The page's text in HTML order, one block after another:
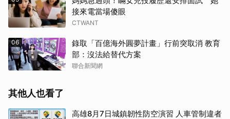
接來電當場傻眼
CTWANT
06
錄取「百億海外圓夢計畫」行前突取消 教育
部：沒法給替代方案
聯合新聞網
其他人也看了
高雄8月7日城鎮韌性防空演習 人車管制違者